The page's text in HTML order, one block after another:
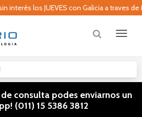
interés los JUEVES con Galicia a traves de
consulta podes enviarnos un
(011) 15 5386 3812